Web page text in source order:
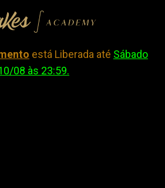
está Liberada até Sábado
08 às 23:59.